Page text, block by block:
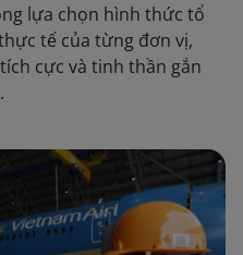
lựa chọn hình thức tổ
tế của từng đơn vị,
cực và tinh thần gắn